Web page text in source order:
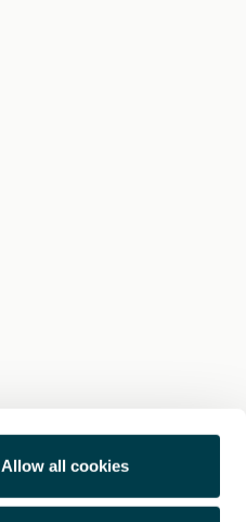
Allow all cookies